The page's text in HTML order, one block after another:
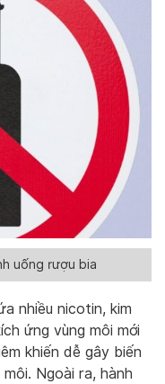
uống rượu bia
nhiều nicotin, kim
ứng vùng môi mới
khiến dễ gây biến
Ngoài ra, hành